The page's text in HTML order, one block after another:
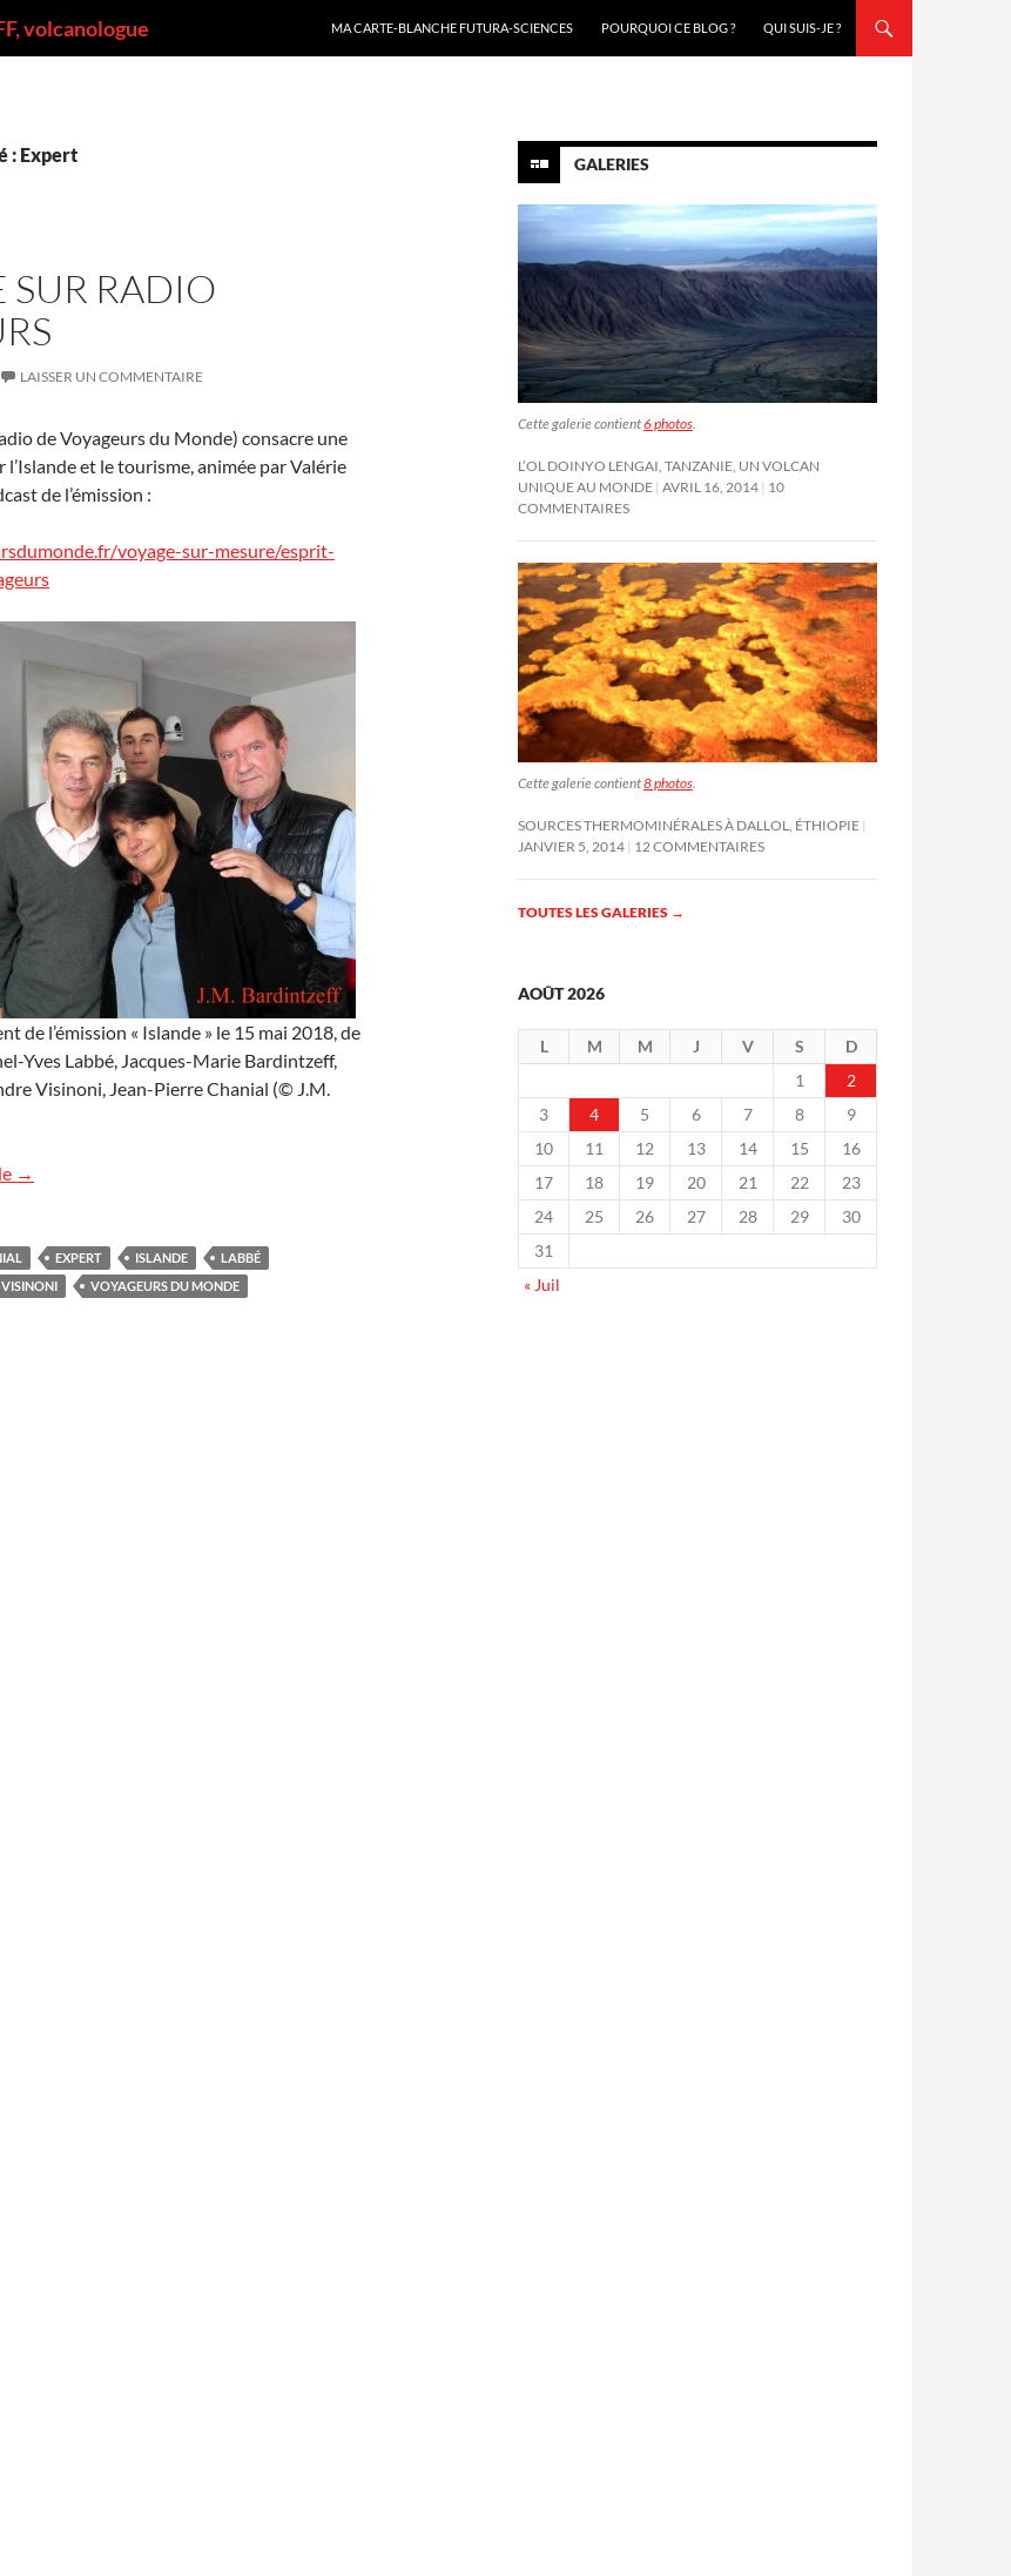
volcanologue
MA CARTE-BLANCHE FUTURA-SCIENCES
POURQUOI CE BLOG ? QUI SUIS-JE ?
: Expert
SUR RADIO
LAISSER UN COMMENTAIRE
de Voyageurs du Monde) consacre une
l’Islande et le tourisme, animée par Valérie
de l’émission :
voyage-sur-mesure/esprit-
de l’émission « Islande » le 15 mai 2018, de
Yves Labbé, Jacques-Marie Bardintzeff,
Visinoni, Jean-Pierre Chanial (© J.M.
L’Islande sur Radio Voyageurs
→
EXPERT ISLANDE
LABBÉ
VISINONI VOYAGEURS DU MONDE
GALERIES
Cette galerie contient6 photos.
L’OL DOINYO LENGAI, TANZANIE, UN VOLCAN
UNIQUE AU MONDE AVRIL 16, 2014 10
COMMENTAIRES
Cette galerie contient8 photos
SOURCES THERMOMINÉRALES À DALLOL, ÉTHIOPIE
JANVIER 5, 2014 12 COMMENTAIRES
TOUTES LES GALERIES →
AOÛT 2026
L M M J V S
D
1
2
3
4 5 6 7 8
9
10
11 12 13 14 15
16
17
18 19 20 21 22
23
24
25 26 27 28 29
30
31
« Juil